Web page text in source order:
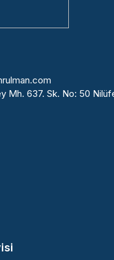
Mh. 637. Sk. No: 50